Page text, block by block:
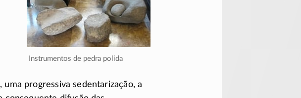
Instrumentos de pedra polida
progressiva sedentarização, a